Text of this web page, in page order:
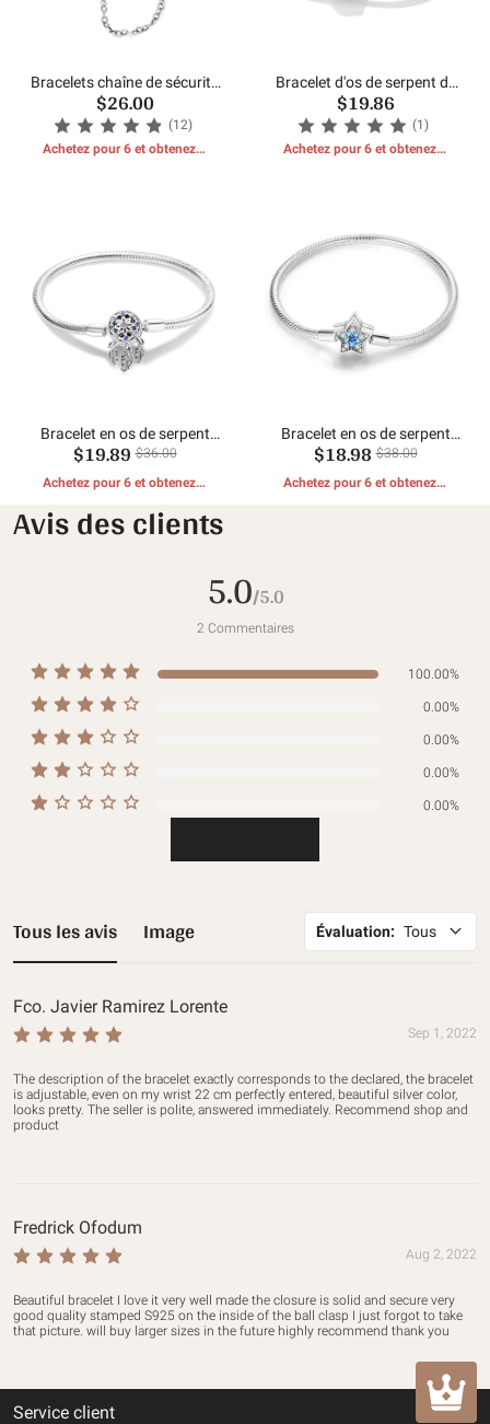
Bracelets chaîne de sécurité
en argent
$26.00
(12)
Achetez pour 6 et obtenez 1
Bracelet d'os de serpent de
chaîne de flocon de neige
$19.86
(1)
Achetez pour 6 et obtenez 1
Bracelet en os de serpent
attrape-rêves
$19.89 $36.00
Achetez pour 6 et obtenez 1
Bracelet en os de serpent
étoile scintillante
$18.98 $38.00
Achetez pour 6 et obtenez 1
Avis des clients
5.0/5.0
2 Commentaires
100.00%
0.00%
0.00%
0.00%
0.00%
Tous les avis Image Évaluation: Tous
Fco. Javier Ramirez Lorente
Sep 1, 2022
The description of the bracelet exactly corresponds to the declared, the bracelet
is adjustable, even on my wrist 22 cm perfectly entered, beautiful silver color,
looks pretty. The seller is polite, answered immediately. Recommend shop and
product
Fredrick Ofodum
Aug 2, 2022
Beautiful bracelet I love it very well made the closure is solid and secure very
good quality stamped S925 on the inside of the ball clasp I just forgot to take
that picture. will buy larger sizes in the future highly recommend thank you
Service client